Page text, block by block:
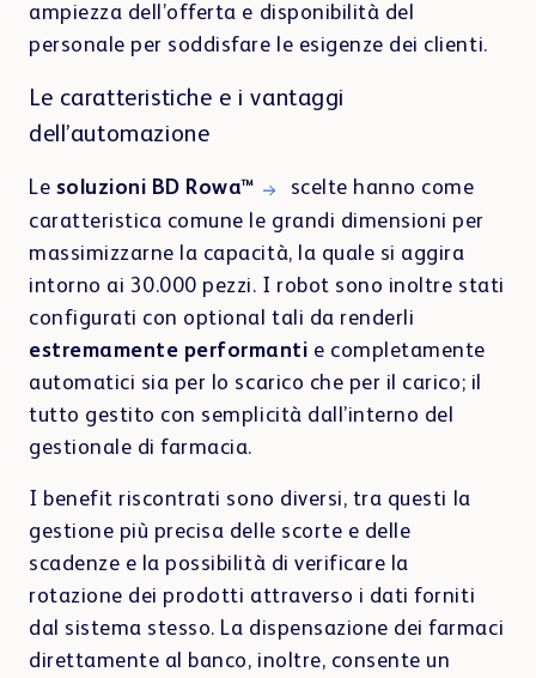
ampiezza dell’offerta e disponibilità del
personale per soddisfare le esigenze dei clienti.
Le caratteristiche e i vantaggi
dell’automazione
Le soluzioni BD Rowa™
scelte hanno come
caratteristica comune le grandi dimensioni per
massimizzarne la capacità, la quale si aggira
intorno ai 30.000 pezzi. I robot sono inoltre stati
configurati con optional tali da renderli
estremamente performanti e completamente
automatici sia per lo scarico che per il carico; il
tutto gestito con semplicità dall’interno del
gestionale di farmacia.
I benefit riscontrati sono diversi, tra questi la
gestione più precisa delle scorte e delle
scadenze e la possibilità di verificare la
rotazione dei prodotti attraverso i dati forniti
dal sistema stesso. La dispensazione dei farmaci
direttamente al banco, inoltre, consente un